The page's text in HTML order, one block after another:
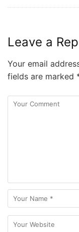
Leave a
Your email
fields are marked